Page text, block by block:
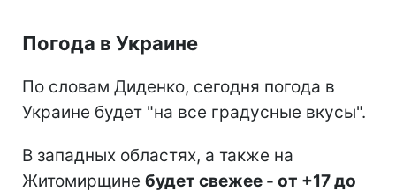
Погода в Украине
По словам Диденко, сегодня погода в
Украине будет "на все градусные вкусы".
В западных областях, а также на
Житомирщине будет свежее - от +17 до